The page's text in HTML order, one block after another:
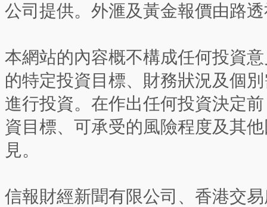
公司提供。外滙及黃金報價由路
本網站的內容概不構成任何投資
的特定投資目標、財務狀況及個
進行投資。在作出任何投資決定
資目標、可承受的風險程度及其
見。
信報財經新聞有限公司、香港交